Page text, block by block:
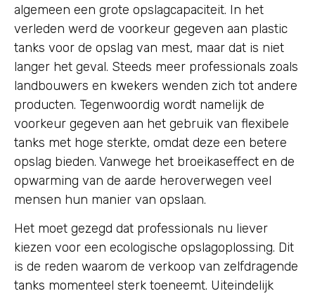
algemeen een grote opslagcapaciteit. In het
verleden werd de voorkeur gegeven aan plastic
tanks voor de opslag van mest, maar dat is niet
langer het geval. Steeds meer professionals zoals
landbouwers en kwekers wenden zich tot andere
producten. Tegenwoordig wordt namelijk de
voorkeur gegeven aan het gebruik van flexibele
tanks met hoge sterkte, omdat deze een betere
opslag bieden. Vanwege het broeikaseffect en de
opwarming van de aarde heroverwegen veel
mensen hun manier van opslaan.
Het moet gezegd dat professionals nu liever
kiezen voor een ecologische opslagoplossing. Dit
is de reden waarom de verkoop van zelfdragende
tanks momenteel sterk toeneemt. Uiteindelijk